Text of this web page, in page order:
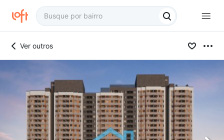
Ver outros